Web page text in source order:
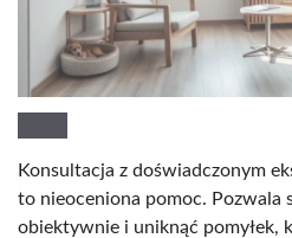
Konsultacja z doświadczonym
to nieoceniona pomoc. Pozwala
obiektywnie i uniknąć pomyłek,